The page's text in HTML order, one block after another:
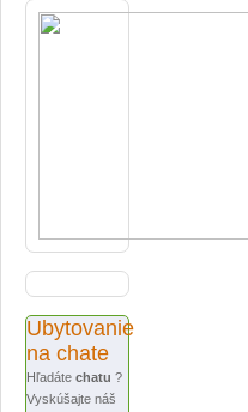
Ubytovanie
na chate
Hľadáte chatu ?
Vyskúšajte náš